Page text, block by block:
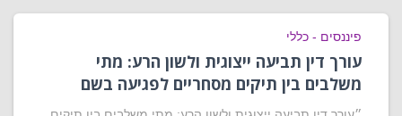
פיננסים - כללי
עורך דין תביעה ייצוגית ולשון הרע: מתי
משלבים בין תיקים מסחריים לפגיעה בשם